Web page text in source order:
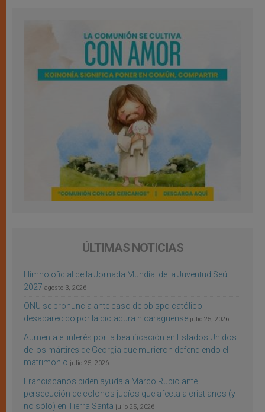
ÚLTIMAS NOTICIAS
Himno oficial de la Jornada Mundial de la Juventud Seúl
2027 agosto 3, 2026
ONU se pronuncia ante caso de obispo católico
desaparecido por la dictadura nicaragüense julio 25, 2026
Aumenta el interés por la beatificación en Estados Unidos
de los mártires de Georgia que murieron defendiendo el
matrimonio julio 25, 2026
Franciscanos piden ayuda a Marco Rubio ante
persecución de colonos judíos que afecta a cristianos (y
no sólo) en Tierra Santa julio 25, 2026